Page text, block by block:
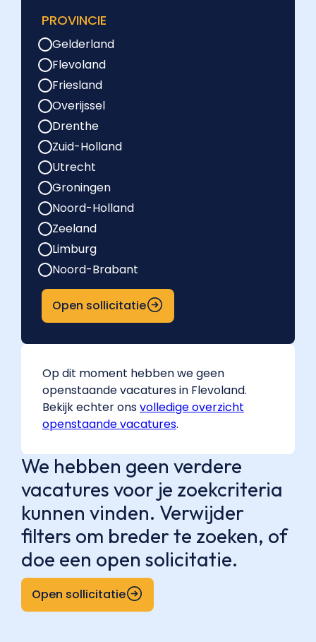
PROVINCIE
Gelderland
Flevoland
Friesland
Overijssel
Drenthe
Zuid-Holland
Utrecht
Groningen
Noord-Holland
Zeeland
Limburg
Noord-Brabant
Open sollicitatie
Op dit moment hebben we geen
openstaande vacatures in Flevoland.
Bekijk echter onsvolledige overzicht
openstaande vacatures.
We hebben geen verdere
vacatures voor je zoekcriteria
kunnen vinden. Verwijder
filters om breder te zoeken, of
doe een open solicitatie.
Open sollicitatie